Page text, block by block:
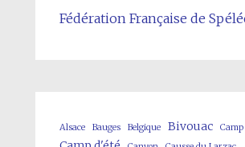
Fédération Française de
Alsace Bauges Belgique Bivouac